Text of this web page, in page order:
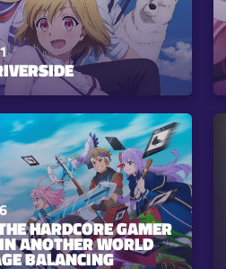
HARDCORE GAMER
ANOTHER WORLD
BALANCING